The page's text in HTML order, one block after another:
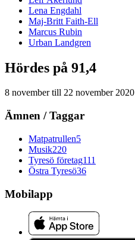
Lena Engdahl
Maj-Britt Faith-Ell
Marcus Rubin
Urban Landgren
Hördes på 91,4
8 novembertill 22 november 2020
Ämnen / Taggar
Matpatrullen5
Musik220
Tyresö företag111
Östra Tyresö36
Mobilapp